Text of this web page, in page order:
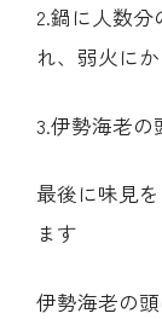
2.鍋に人数
れ、弱火に
3.伊勢海老
最後に味見
ます
伊勢海老の